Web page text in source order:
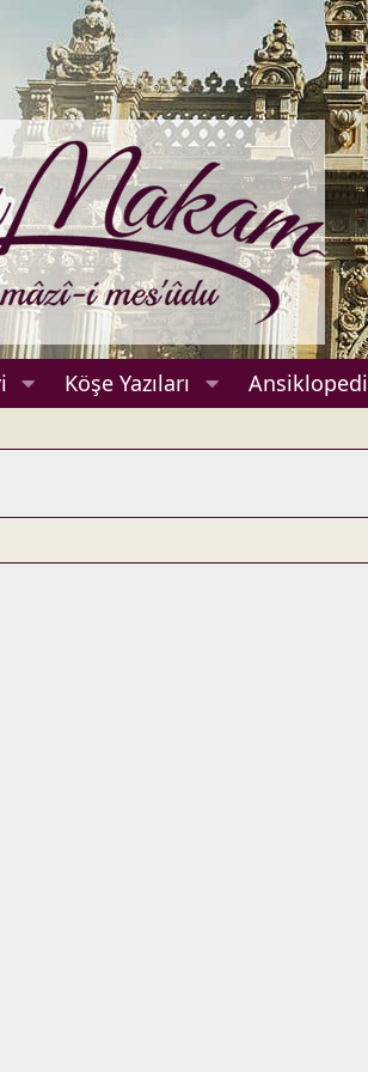
Köşe Yazıları Ansiklopedi